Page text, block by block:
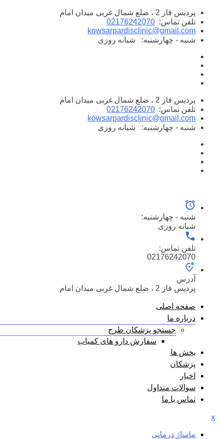
پرش
محتوا
پردیس فاز 2 ، ضلع شمال غربی میدان امام
تلفن تماس: 02176242070
kowsarpardisclinic@gmail.com
شنبه - چهارشنبه:
شبانه روزی
پردیس فاز 2 ، ضلع شمال غربی میدان امام
تلفن تماس: 02176242070
kowsarpardisclinic@gmail.com
شنبه - چهارشنبه:
شبانه روزی
شنبه - چهارشنبه:
شبانه روزی
تلفن تماس:
02176242070
آدرس
پردیس فاز 2 ، ضلع شمال غربی میدان امام
صفحه اصلی
درباره ما
جستجو پزشکان طرح
سفارش دارو های کمیاب
بخش ها
پزشکان
اخبار
سوالات متداول
تماس با ما
x
ماساژ درمانی